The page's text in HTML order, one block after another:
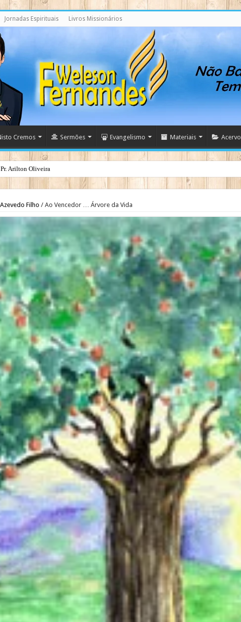
Jornadas Espirituais Livros Missionários
Cremos Sermões Evangelismo Materiais Acervo
Deus dos Bastidores
Filho / Ao Vencedor … Árvore da Vida